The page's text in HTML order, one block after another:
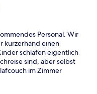
Personal. Wir
kurzerhand einen
schlafen eigentlich
sind, aber selbst
im Zimmer
dass wir am
raus mussten, um